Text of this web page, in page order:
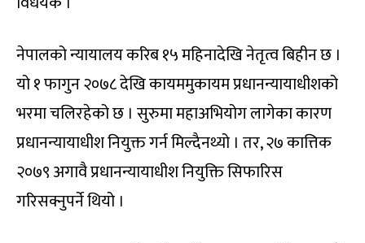
नेपालको न्यायालय करिब १५ महिनादेखि नेतृत्व बिहीन छ ।
यो १ फागुन २०७८ देखि कायममुकायम प्रधानन्यायाधीशको
भरमा चलिरहेको छ । सुरुमा महाअभियोग लागेका कारण
प्रधानन्यायाधीश नियुक्त गर्न मिल्दैनथ्यो । तर, २७ कात्तिक
२०७९ अगावै प्रधानन्यायाधीश नियुक्ति सिफारिस
गरिसक्नुपर्ने थियो ।